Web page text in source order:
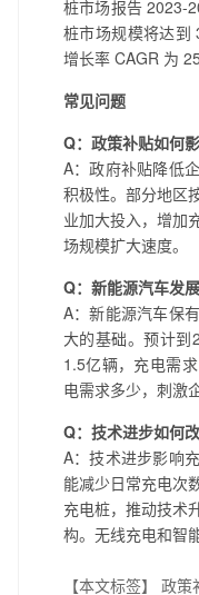
桩市场报告 2023-
桩市场规模将达到
增长率 CAGR 为
常见问题
Q：政策补贴如何
A：政府补贴降低
积极性。部分地区
业加大投入，增加
场规模扩大速度。
Q：新能源汽车发
A：新能源汽车保
大的基础。预计到
1.5亿辆，充电需
电需求多少，刺激
Q：技术进步如何
A：技术进步影响
能减少日常充电次
充电桩，推动技术
构。无线充电和智
【本文标签】
政策